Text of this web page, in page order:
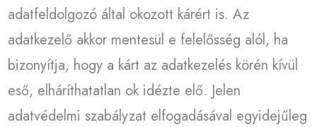
adatfeldolgozó által okozott kárért is. Az
adatkezelő akkor mentesül e felelősség alól, ha
bizonyítja, hogy a kárt az adatkezelés körén kívül
eső, elháríthatatlan ok idézte elő. Jelen
adatvédelmi szabályzat elfogadásával egyidejűleg